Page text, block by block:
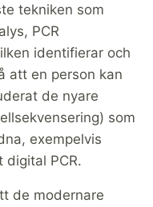
tekniken som
PCR
identifierar och
att en person kan
de nyare
som
exempelvis
digital PCR.
de modernare